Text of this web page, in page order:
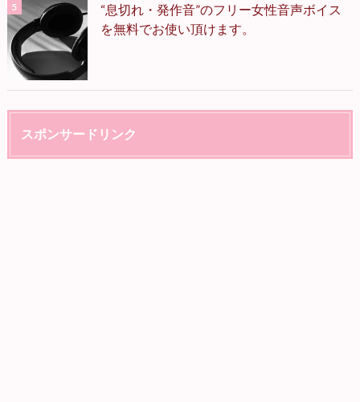
“息切れ・発作音”のフリー女性音声ボイス
を無料でお使い頂けます。
スポンサードリンク